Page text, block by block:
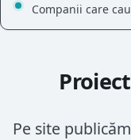
Companii care
Pe site